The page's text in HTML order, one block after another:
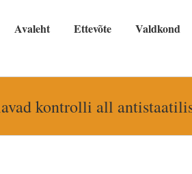
Avaleht Ettevõte Valdkond
kontrolli all